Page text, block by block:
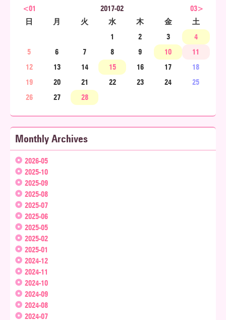
道
<01 2017-02
03>
日
月 火 水 木 金
土
1
2 3
4
5
6 7 8 9 10
11
12
13 14 15 16 17
18
19
20 21 22 23 24
25
26
27 28
Monthly Archives
2026-05
2025-10
2025-09
2025-08
2025-07
2025-06
2025-05
2025-02
2025-01
2024-12
2024-11
2024-10
2024-09
2024-08
2024-07